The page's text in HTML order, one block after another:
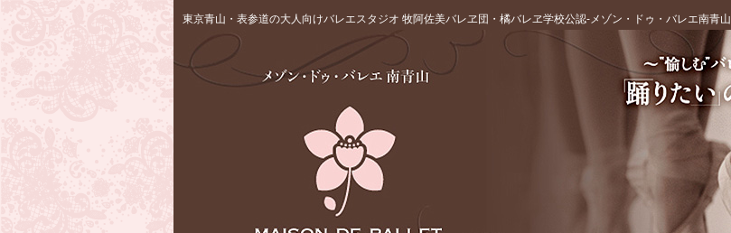
東京青山・表参道の大人向けバレエスタジオ 牧阿佐美バレヱ団・橘バレヱ学校公認‐メゾン・ドゥ・バレエ南青山